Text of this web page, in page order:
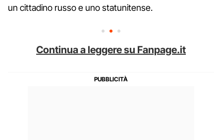
un cittadino russo e uno statunitense.
Continua a leggere su Fanpage.it